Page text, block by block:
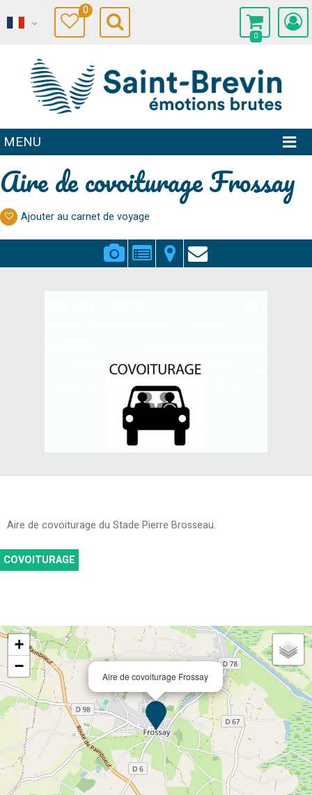
0
0
MENU
Aire de covoiturage Frossay
Ajouter au carnet de voyage
Aire de covoiturage du Stade Pierre Brosseau.
COVOITURAGE
Aire de covoiturage Frossay
+
−